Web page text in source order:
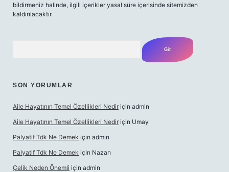
bildirmeniz halinde, ilgili içerikler yasal süre içerisinde sitemizden
kaldırılacaktır.
SON YORUMLAR
Aile Hayatının Temel Özellikleri Nedir için admin
Aile Hayatının Temel Özellikleri Nedir için Umay
Palyatif Tdk Ne Demek için admin
Palyatif Tdk Ne Demek için Nazan
Çelik Neden Önemli için admin